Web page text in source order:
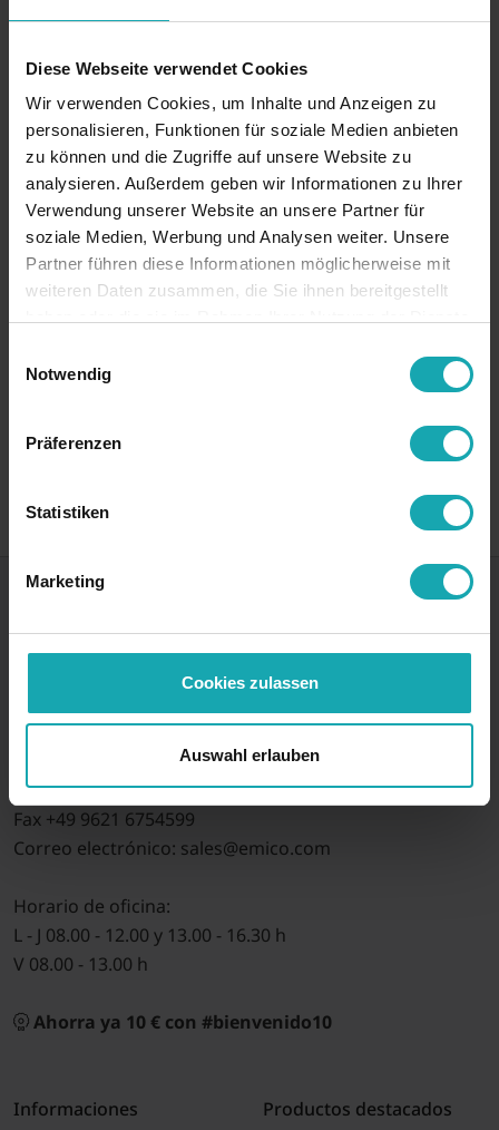
Diese Webseite verwendet Cookies
Wir verwenden Cookies, um Inhalte und Anzeigen zu
personalisieren, Funktionen für soziale Medien anbieten
zu können und die Zugriffe auf unsere Website zu
analysieren. Außerdem geben wir Informationen zu Ihrer
Verwendung unserer Website an unsere Partner für
soziale Medien, Werbung und Analysen weiter. Unsere
Partner führen diese Informationen möglicherweise mit
weiteren Daten zusammen, die Sie ihnen bereitgestellt
Notwendig
Präferenzen
Statistiken
Marketing
Cookies zulassen
Auswahl erlauben
Base
Specificaciones técnicas
Diseño
Descargas
RoHS conforme con RoHS
color conforme a sus preferencias
material PVC
número de
número de
país de origen
División comercial emico
92224 Amberg, Alemania
Tel.: +49 9621 675450
Fax +49 9621 6754599
Correo electrónico: sales@emico.com
Horario de oficina:
L - J 08.00 - 12.00 y 13.00 - 16.30 h
V 08.00 - 13.00 h
Ahorra ya 10 € con #bienvenido10
Informaciones
Productos destacados